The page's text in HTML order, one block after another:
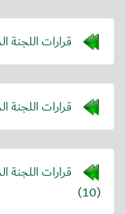
قرارات اللجنة
قرارات اللجنة
قرارات اللجنة
(10)